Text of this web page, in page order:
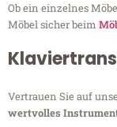
Ob ein einzelnes
Möbel sicher beim
Vertrauen Sie auf
wertvolles